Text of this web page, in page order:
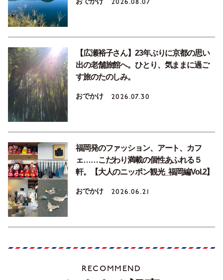
2026.08.07
【広瀬裕子さん】23年ぶりに京都の思い
出の老舗旅館へ。ひとり、気ままに過ご
す旅のたのしみ。
おでかけ 2026.07.30
福岡発のファッション、アート、カフ
ェ……こだわり満載の個性あふれる５
軒。【大人のニッポン観光_福岡編Vol.2】
おでかけ 2026.06.21
RECOMMEND